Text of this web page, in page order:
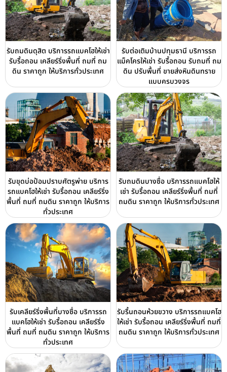
รับถมดินดุสิต บริการรถแบคโฮให้เช่า
รับรื้อถอน เคลียร์ริ่งพื้นที่ ถมที่ ถม
ดิน ราคาถูก ให้บริการทั่วประเทศ
รับต่อเติมบ้านปทุมธานี บริการรถ
แม็คโครให้เช่า รับรื้อถอน รับถมที่ ถม
ดิน ปรับพื้นที่ ขายส่งหินดินทราย
แบบครบวงจร
รับขุดบ่อป้อมปราบศัตรูพ่าย บริการ
รถแบคโฮให้เช่า รับรื้อถอน เคลียร์ริ่ง
พื้นที่ ถมที่ ถมดิน ราคาถูก ให้บริการ
ทั่วประเทศ
รับถมดินบางซื่อ บริการรถแบคโฮให้
เช่า รับรื้อถอน เคลียร์ริ่งพื้นที่ ถมที่
ถมดิน ราคาถูก ให้บริการทั่วประเทศ
รับเคลียร์ริ่งพื้นที่บางซื่อ บริการรถ
แบคโฮให้เช่า รับรื้อถอน เคลียร์ริ่ง
พื้นที่ ถมที่ ถมดิน ราคาถูก ให้บริการ
ทั่วประเทศ
รับรื้นถอนห้วยขวาง บริการรถแบคโฮ
ให้เช่า รับรื้อถอน เคลียร์ริ่งพื้นที่ ถมที่
ถมดิน ราคาถูก ให้บริการทั่วประเทศ